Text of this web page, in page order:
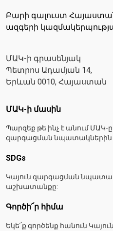
Բարի գալուստ
ազգերի
ՄԱԿ-ի գրասենյակ
Պետրոս Ադամյան 14,
Երևան 0010, Հայաստան
Footer menu
ՄԱԿ-ի մասին
Պարզեք թե ինչ է անում ՄԱԿ-
զարգացման նպատակներին
SDGs
Կայուն զարգացման
աշխատանքը:
Գործի՜ր հիմա
Եկե՜ք գործենք հանուն